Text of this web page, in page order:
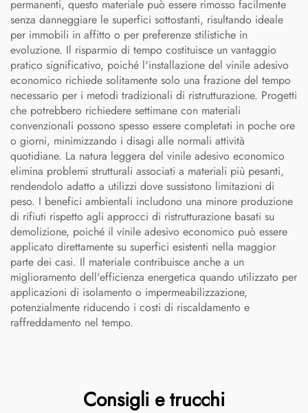
permanenti, questo materiale può essere rimosso facilmente
senza danneggiare le superfici sottostanti, risultando ideale
per immobili in affitto o per preferenze stilistiche in
evoluzione. Il risparmio di tempo costituisce un vantaggio
pratico significativo, poiché l'installazione del vinile adesivo
economico richiede solitamente solo una frazione del tempo
necessario per i metodi tradizionali di ristrutturazione. Progetti
che potrebbero richiedere settimane con materiali
convenzionali possono spesso essere completati in poche ore
o giorni, minimizzando i disagi alle normali attività
quotidiane. La natura leggera del vinile adesivo economico
elimina problemi strutturali associati a materiali più pesanti,
rendendolo adatto a utilizzi dove sussistono limitazioni di
peso. I benefici ambientali includono una minore produzione
di rifiuti rispetto agli approcci di ristrutturazione basati su
demolizione, poiché il vinile adesivo economico può essere
applicato direttamente su superfici esistenti nella maggior
parte dei casi. Il materiale contribuisce anche a un
miglioramento dell'efficienza energetica quando utilizzato per
applicazioni di isolamento o impermeabilizzazione,
potenzialmente riducendo i costi di riscaldamento e
raffreddamento nel tempo.
Consigli e trucchi